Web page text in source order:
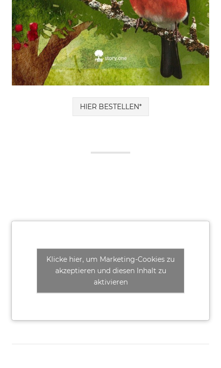
HIER BESTELLEN*
Klicke hier, um Marketing-Cookies zu
akzeptieren und diesen Inhalt zu
aktivieren